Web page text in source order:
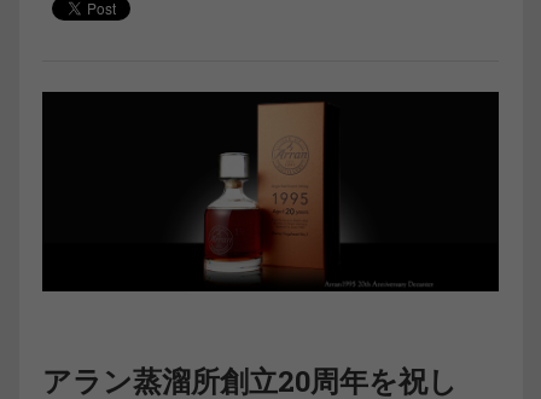
アラン蒸溜所創立20周年を祝し